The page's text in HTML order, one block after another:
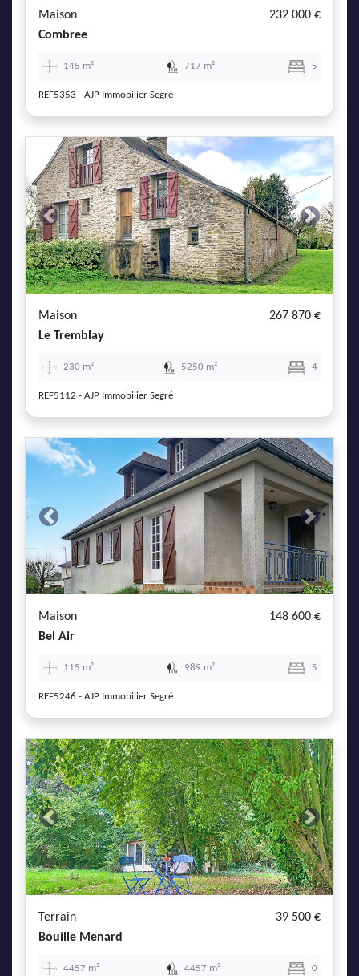
Maison
232 000 €
Combree
145 m² 717 m² 5
REF5353 - AJP Immobilier Segré
Previous Next
Maison
267 870 €
Le Tremblay
230 m² 5250 m² 4
REF5112 - AJP Immobilier Segré
Previous Next
Maison
148 600 €
Bel Air
115 m² 989 m² 5
REF5246 - AJP Immobilier Segré
Previous Next
Terrain
39 500 €
Bouille Menard
4457 m² 4457 m² 0